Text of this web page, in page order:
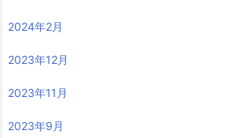
2024年2月
2023年12月
2023年11月
2023年9月